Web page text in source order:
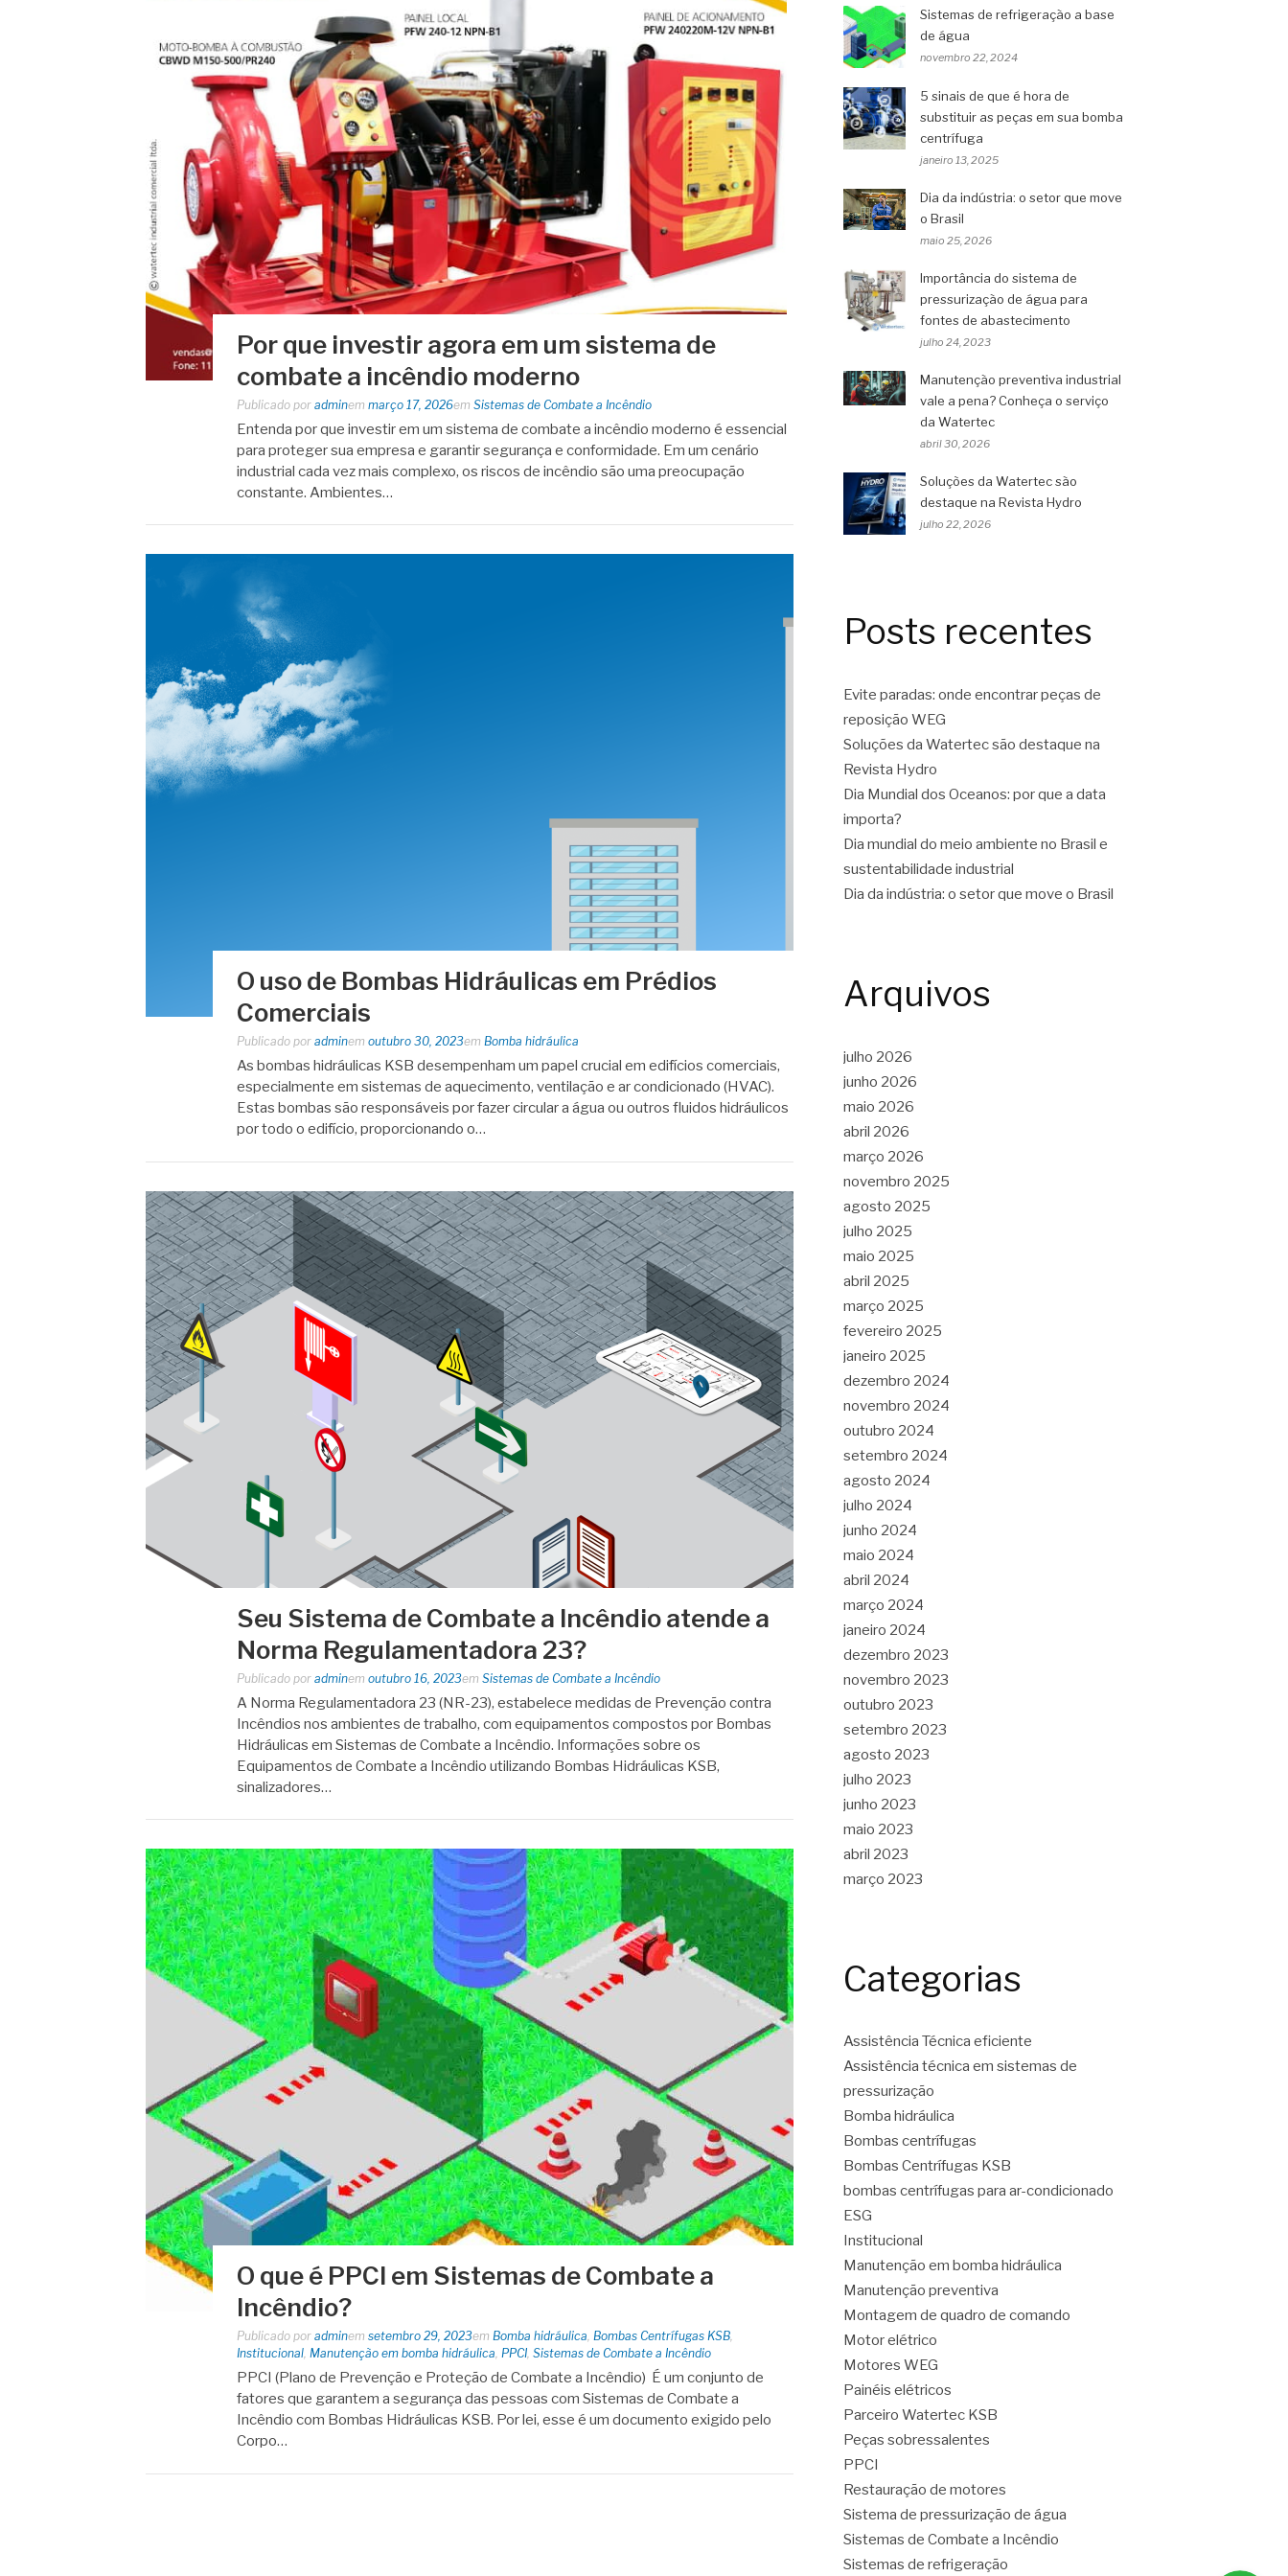
Por que investir agora em um sistema de
combate a incêndio moderno
Publicado por adminem março 17, 2026em Sistemas de Combate a Incêndio
Entenda por que investir em um sistema de combate a incêndio moderno é essencial
para proteger sua empresa e garantir segurança e conformidade. Em um cenário
industrial cada vez mais complexo, os riscos de incêndio são uma preocupação
constante. Ambientes…
O uso de Bombas Hidráulicas em Prédios
Comerciais
Publicado por adminem outubro 30, 2023em Bomba hidráulica
As bombas hidráulicas KSB desempenham um papel crucial em edifícios comerciais,
especialmente em sistemas de aquecimento, ventilação e ar condicionado (HVAC).
Estas bombas são responsáveis ​​por fazer circular a água ou outros fluidos hidráulicos
por todo o edifício, proporcionando o…
Seu Sistema de Combate a Incêndio atende a
Norma Regulamentadora 23?
Publicado por adminem outubro 16, 2023em Sistemas de Combate a Incêndio
A Norma Regulamentadora 23 (NR-23), estabelece medidas de Prevenção contra
Incêndios nos ambientes de trabalho, com equipamentos compostos por Bombas
Hidráulicas em Sistemas de Combate a Incêndio. Informações sobre os
Equipamentos de Combate a Incêndio utilizando Bombas Hidráulicas KSB,
sinalizadores…
O que é PPCI em Sistemas de Combate a
Incêndio?
Publicado por adminem setembro 29, 2023em Bomba hidráulica, Bombas Centrífugas KSB,
Institucional, Manutenção em bomba hidráulica, PPCI, Sistemas de Combate a Incêndio
PPCI (Plano de Prevenção e Proteção de Combate a Incêndio) É um conjunto de
fatores que garantem a segurança das pessoas com Sistemas de Combate a
Incêndio com Bombas Hidráulicas KSB. Por lei, esse é um documento exigido pelo
Corpo…
Sistemas de refrigeração a base
de água
novembro 22, 2024
5 sinais de que é hora de
substituir as peças em sua bomba
centrífuga
janeiro 13, 2025
Dia da indústria: o setor que move
o Brasil
maio 25, 2026
Importância do sistema de
pressurização de água para
fontes de abastecimento
julho 24, 2023
Manutenção preventiva industrial
vale a pena? Conheça o serviço
da Watertec
abril 30, 2026
Soluções da Watertec são
destaque na Revista Hydro
julho 22, 2026
Posts recentes
Evite paradas: onde encontrar peças de
reposição WEG
Soluções da Watertec são destaque na
Revista Hydro
Dia Mundial dos Oceanos: por que a data
importa?
Dia mundial do meio ambiente no Brasil e
sustentabilidade industrial
Dia da indústria: o setor que move o Brasil
Arquivos
julho 2026
junho 2026
maio 2026
abril 2026
março 2026
novembro 2025
agosto 2025
julho 2025
maio 2025
abril 2025
março 2025
fevereiro 2025
janeiro 2025
dezembro 2024
novembro 2024
outubro 2024
setembro 2024
agosto 2024
julho 2024
junho 2024
maio 2024
abril 2024
março 2024
janeiro 2024
dezembro 2023
novembro 2023
outubro 2023
setembro 2023
agosto 2023
julho 2023
junho 2023
maio 2023
abril 2023
março 2023
Categorias
Assistência Técnica eficiente
Assistência técnica em sistemas de
pressurização
Bomba hidráulica
Bombas centrífugas
Bombas Centrífugas KSB
bombas centrífugas para ar-condicionado
ESG
Institucional
Manutenção em bomba hidráulica
Manutenção preventiva
Montagem de quadro de comando
Motor elétrico
Motores WEG
Painéis elétricos
Parceiro Watertec KSB
Peças sobressalentes
PPCI
Restauração de motores
Sistema de pressurização de água
Sistemas de Combate a Incêndio
Sistemas de refrigeração